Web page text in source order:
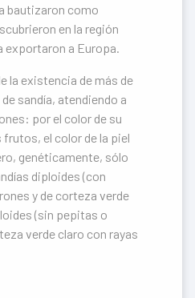
bautizaron como
en la región
exportaron a Europa.
la existencia de más de
sandía, atendiendo a
por el color de su
frutos, el color de la piel
genéticamente, sólo
diploides (con
y de corteza verde
(sin pepitas o
verde claro con rayas